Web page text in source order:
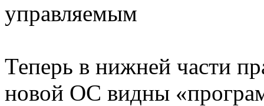
управляемым
Теперь в нижней части
новой ОС видны